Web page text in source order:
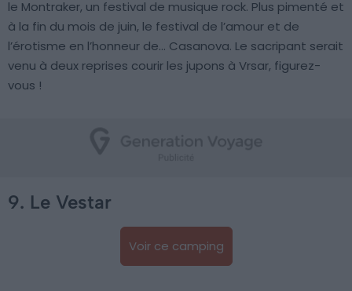
le Montraker, un festival de musique rock. Plus pimenté et
à la fin du mois de juin, le festival de l’amour et de
l’érotisme en l’honneur de… Casanova. Le sacripant serait
venu à deux reprises courir les jupons à Vrsar, figurez-
vous !
9. Le Vestar
Voir ce camping